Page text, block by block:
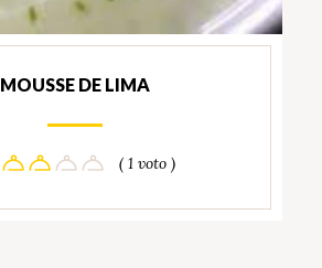
MOUSSE DE LIMA
( 1 voto )